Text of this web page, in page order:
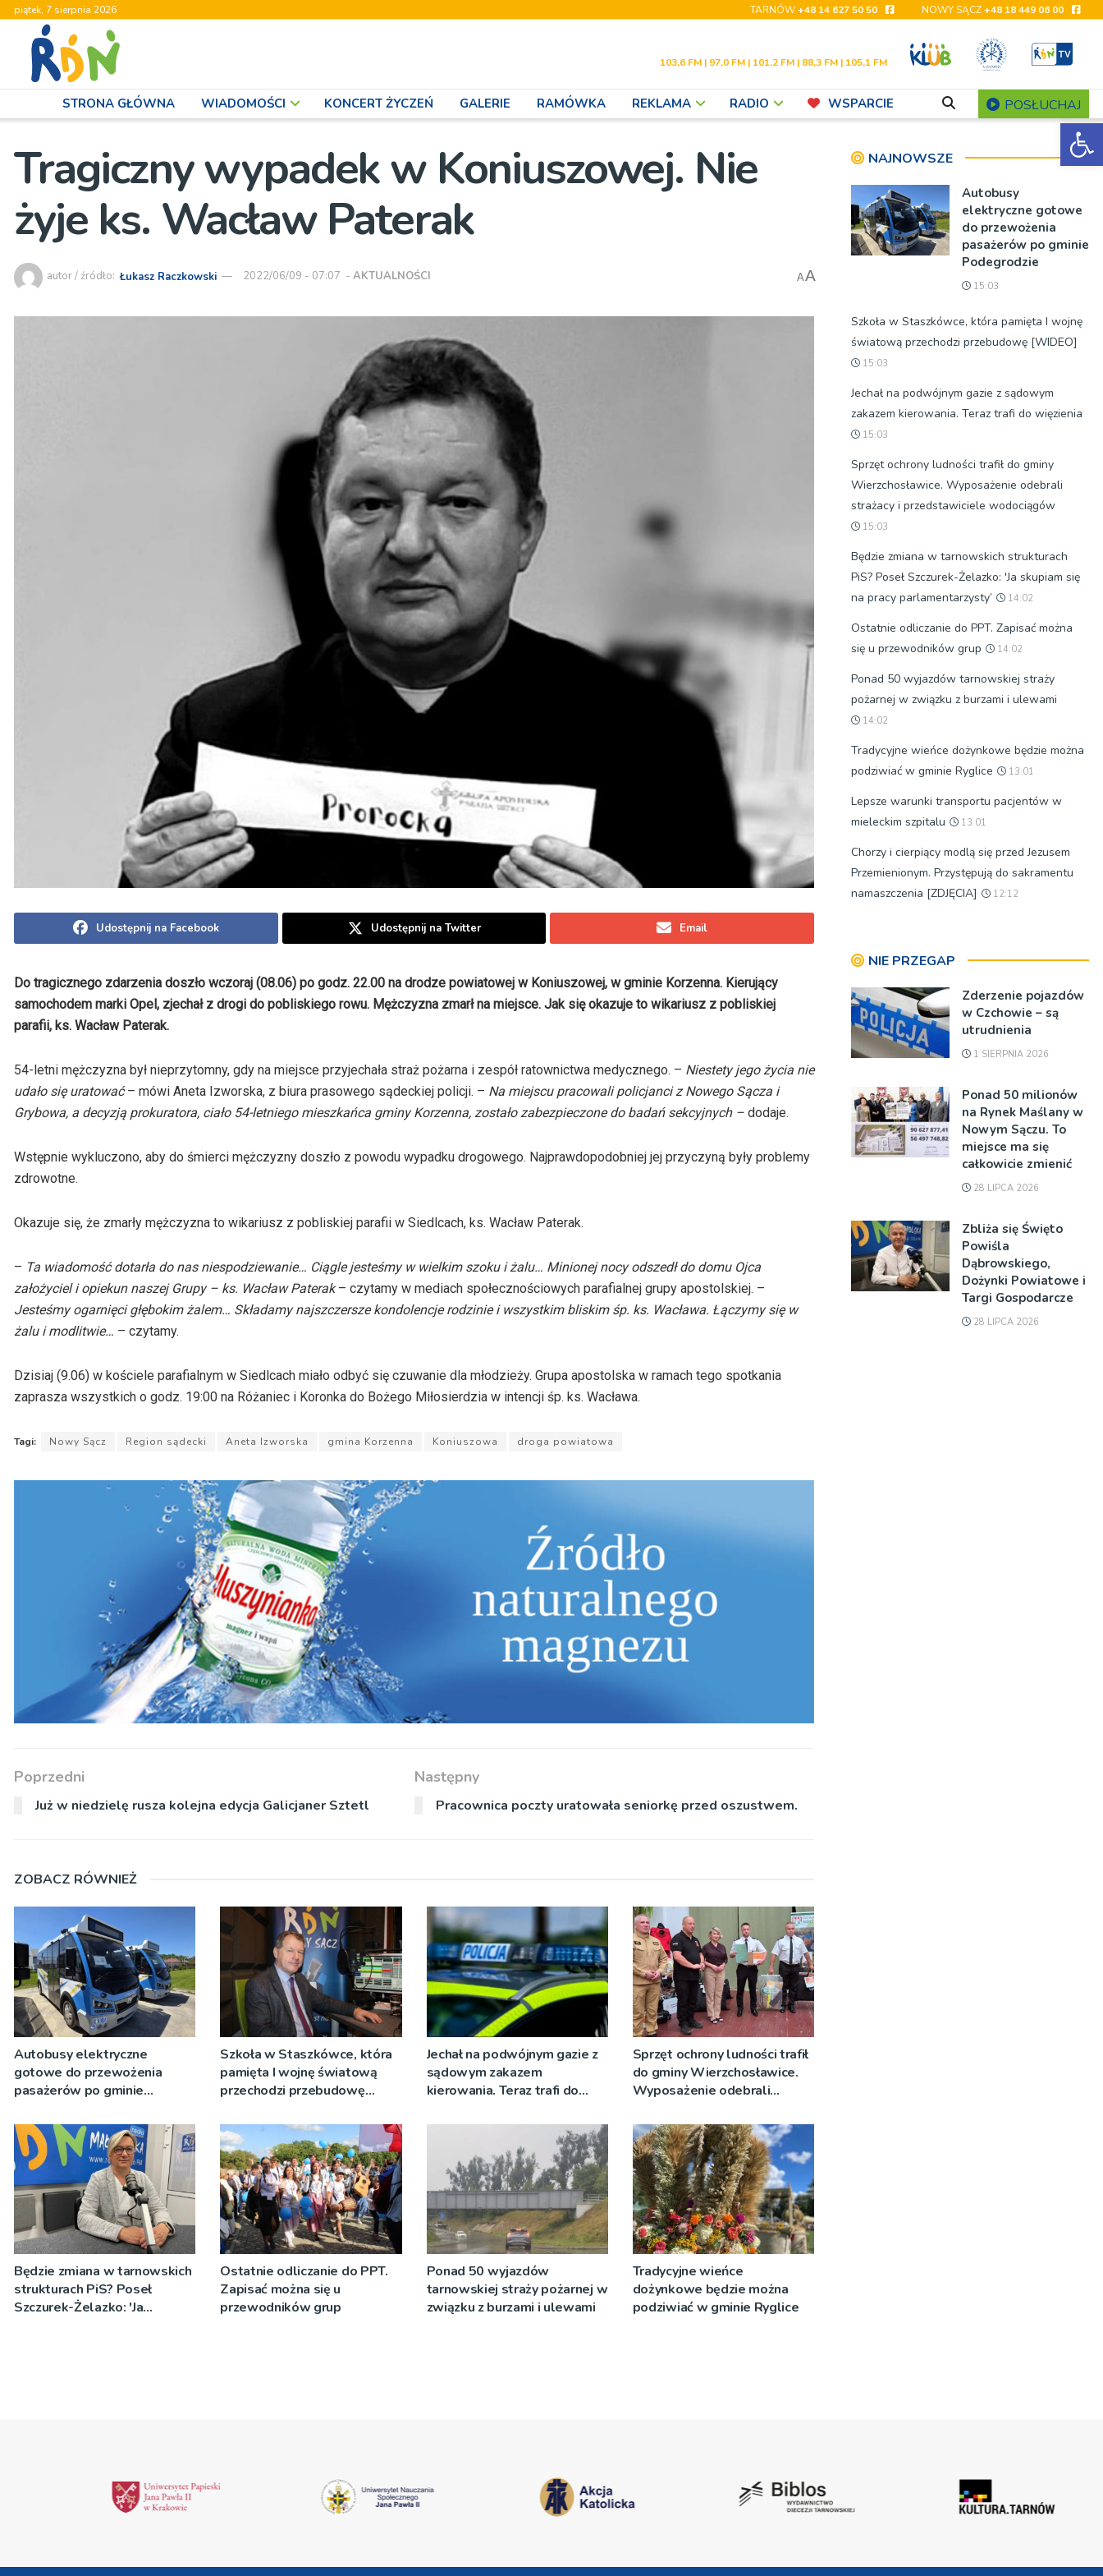
piątek, 7 sierpnia 2026 TARNÓW+48 14 627 50 50 NOWY SĄCZ+48 18 449 06 00
103,6 FM | 97,0 FM | 101,2 FM | 88,3 FM | 105,1 FM
STRONA GŁÓWNA WIADOMOŚCI KONCERT ŻYCZEŃ GALERIE RAMÓWKA REKLAMA RADIO WSPARCIE POSŁUCHAJ
Tragiczny wypadek w Koniuszowej. Nie
żyje ks. Wacław Paterak
autor / źródło: Łukasz Raczkowski 2022/06/09 - 07:07 - AKTUALNOŚCI AA
Udostępnij na Facebook Udostępnij na Twitter Email
Do tragicznego zdarzenia doszło wczoraj (08.06) po godz. 22.00 na drodze powiatowej w Koniuszowej, w gminie Korzenna. Kierujący
samochodem marki Opel, zjechał z drogi do pobliskiego rowu. Mężczyzna zmarł na miejsce. Jak się okazuje to wikariusz z pobliskiej
parafii, ks. Wacław Paterak.
54-letni mężczyzna był nieprzytomny, gdy na miejsce przyjechała straż pożarna i zespół ratownictwa medycznego. – Niestety jego życia nie
udało się uratować– mówi Aneta Izworska, z biura prasowego sądeckiej policji. – Na miejscu pracowali policjanci z Nowego Sącza i
Grybowa, a decyzją prokuratora, ciało 54-letniego mieszkańca gminy Korzenna, zostało zabezpieczone do badań sekcyjnych – dodaje.
Wstępnie wykluczono, aby do śmierci mężczyzny doszło z powodu wypadku drogowego. Najprawdopodobniej jej przyczyną były problemy
zdrowotne.
Okazuje się, że zmarły mężczyzna to wikariusz z pobliskiej parafii w Siedlcach, ks. Wacław Paterak.
– Ta wiadomość dotarła do nas niespodziewanie… Ciągle jesteśmy w wielkim szoku i żalu… Minionej nocy odszedł do domu Ojca
założyciel i opiekun naszej Grupy – ks. Wacław Paterak– czytamy w mediach społecznościowych parafialnej grupy apostolskiej. –
Jesteśmy ogarnięci głębokim żalem… Składamy najszczersze kondolencje rodzinie i wszystkim bliskim śp. ks. Wacława. Łączymy się w
żalu i modlitwie… – czytamy.
Dzisiaj (9.06) w kościele parafialnym w Siedlcach miało odbyć się czuwanie dla młodzieży. Grupa apostolska w ramach tego spotkania
zaprasza wszystkich o godz. 19:00 na Różaniec i Koronka do Bożego Miłosierdzia w intencji śp. ks. Wacława.
Tagi: Nowy Sącz Region sądecki Aneta Izworska gmina Korzenna Koniuszowa droga powiatowa
Poprzedni
Już w niedzielę rusza kolejna edycja Galicjaner Sztetl
Następny
Pracownica poczty uratowała seniorkę przed oszustwem.
ZOBACZ RÓWNIEŻ
Autobusy elektryczne
gotowe do przewożenia
pasażerów po gminie
Szkoła w Staszkówce, która
pamięta I wojnę światową
przechodzi przebudowę
Jechał na podwójnym gazie z
sądowym zakazem
kierowania. Teraz trafi do
Sprzęt ochrony ludności trafił
do gminy Wierzchosławice.
Wyposażenie odebrali
wodociągów
Będzie zmiana w tarnowskich
strukturach PiS? Poseł
Szczurek-Żelazko: 'Ja
Ostatnie odliczanie do PPT.
Zapisać można się u
przewodników grup
Ponad 50 wyjazdów
tarnowskiej straży pożarnej w
związku z burzami i ulewami
Tradycyjne wieńce
dożynkowe będzie można
podziwiać w gminie Ryglice
NAJNOWSZE
Autobusy
elektryczne gotowe
do przewożenia
pasażerów po gminie
Podegrodzie
15:03
Szkoła w Staszkówce, która pamięta I wojnę
światową przechodzi przebudowę [WIDEO]
15:03
Jechał na podwójnym gazie z sądowym
zakazem kierowania. Teraz trafi do więzienia
15:03
Sprzęt ochrony ludności trafił do gminy
Wierzchosławice. Wyposażenie odebrali
strażacy i przedstawiciele wodociągów
15:03
Będzie zmiana w tarnowskich strukturach
PiS? Poseł Szczurek-Żelazko: 'Ja skupiam się
na pracy parlamentarzysty’
14:02
Ostatnie odliczanie do PPT. Zapisać można
się u przewodników grup
14:02
Ponad 50 wyjazdów tarnowskiej straży
pożarnej w związku z burzami i ulewami
14:02
Tradycyjne wieńce dożynkowe będzie można
podziwiać w gminie Ryglice
13:01
Lepsze warunki transportu pacjentów w
mieleckim szpitalu
13:01
Chorzy i cierpiący modlą się przed Jezusem
Przemienionym. Przystępują do sakramentu
namaszczenia [ZDJĘCIA]
12:12
NIE PRZEGAP
Zderzenie pojazdów
w Czchowie – są
utrudnienia
1 SIERPNIA 2026
Ponad 50 milionów
na Rynek Maślany w
Nowym Sączu. To
miejsce ma się
całkowicie zmienić
28 LIPCA 2026
Zbliża się Święto
Powiśla
Dąbrowskiego,
Dożynki Powiatowe i
Targi Gospodarcze
28 LIPCA 2026